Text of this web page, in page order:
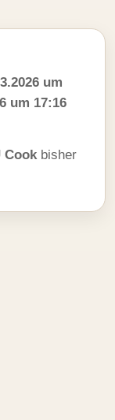
um
um 17:16
Cookbisher